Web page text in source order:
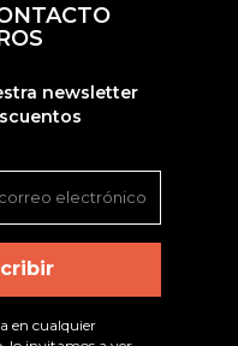
newsletter
en cualquier